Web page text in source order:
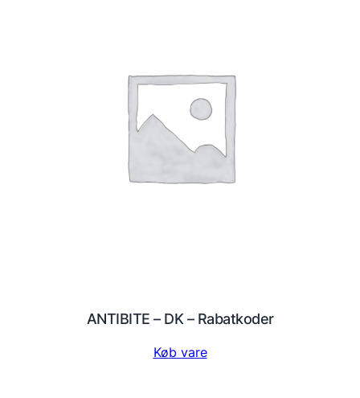
ANTIBITE – DK – Rabatkoder
Køb vare